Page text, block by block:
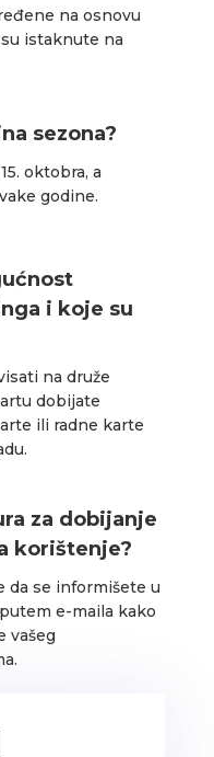
na osnovu
istaknute na
sezona?
oktobra, a
godine.
i koje su
na druže
dobijate
ili radne karte
za dobijanje
korištenje?
da se informišete u
e-maila kako
vašeg